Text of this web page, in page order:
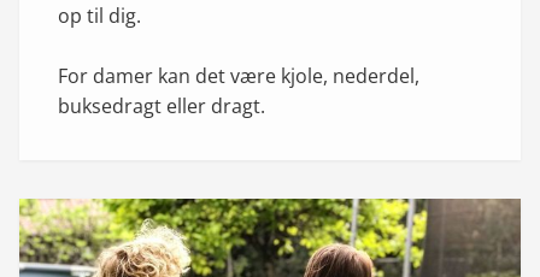
op til dig.
For damer kan det være kjole, nederdel,
buksedragt eller dragt.